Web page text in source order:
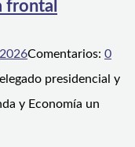
frontal
Comentarios: 0
presidencial y
y Economía un